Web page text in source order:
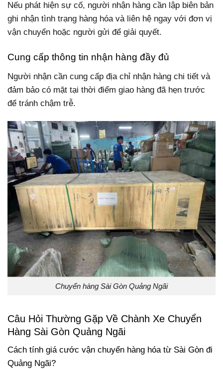
Nếu phát hiện sự cố, người nhận hàng cần lập biên bản
ghi nhận tình trạng hàng hóa và liên hệ ngay với đơn vị
vận chuyển hoặc người gửi để giải quyết.
Cung cấp thông tin nhận hàng đầy đủ
Người nhận cần cung cấp địa chỉ nhận hàng chi tiết và
đảm bảo có mặt tại thời điểm giao hàng đã hẹn trước
để tránh chậm trễ.
Chuyển hàng Sài Gòn Quảng Ngãi
Câu Hỏi Thường Gặp Về Chành Xe Chuyển
Hàng Sài Gòn Quảng Ngãi
Cách tính giá cước vận chuyển hàng hóa từ Sài Gòn đi
Quảng Ngãi?